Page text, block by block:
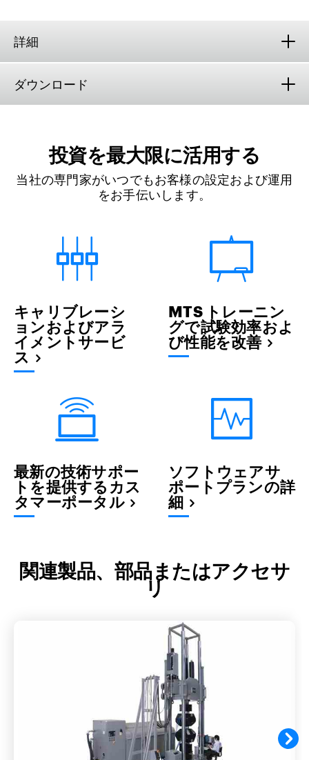
詳細
ダウンロード
投資を最大限に活用する
当社の専門家がいつでもお客様の設定および運用
をお手伝いします。
キャリブレーシ
ョンおよびアラ
イメントサービ
ス
MTS トレーニン
グで試験効率およ
び性能を改善
最新の技術サポー
トを提供するカス
タマーポータル
ソフトウェアサ
ポートプランの詳
細
関連製品、部品またはアクセサ
リ